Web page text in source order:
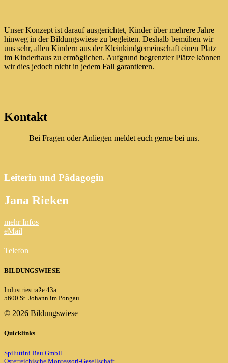
Unser Konzept ist darauf ausgerichtet, Kinder über mehrere Jahre
hinweg in der Bildungswiese zu begleiten. Deshalb bemühen wir
uns sehr, allen Kindern aus der Kleinkindgemeinschaft einen Platz
im Kinderhaus zu ermöglichen. Aufgrund begrenzter Plätze können
wir dies jedoch nicht in jedem Fall garantieren.
Kontakt
Bei Fragen oder Anliegen meldet euch gerne bei uns.
Leiterin und Pädagogin
Jana Rieken
mehr Infos
eMail
Telefon
BILDUNGSWIESE
Industriestraße 43a
5600 St. Johann im Pongau
© 2026 Bildungswiese
Quicklinks
Spiluttini Bau GmbH
Österreichische Montessori-Gesellschaft